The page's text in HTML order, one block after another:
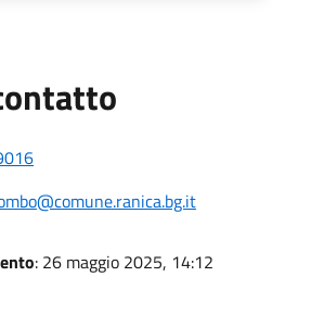
: 26 maggio 2025, 14:12